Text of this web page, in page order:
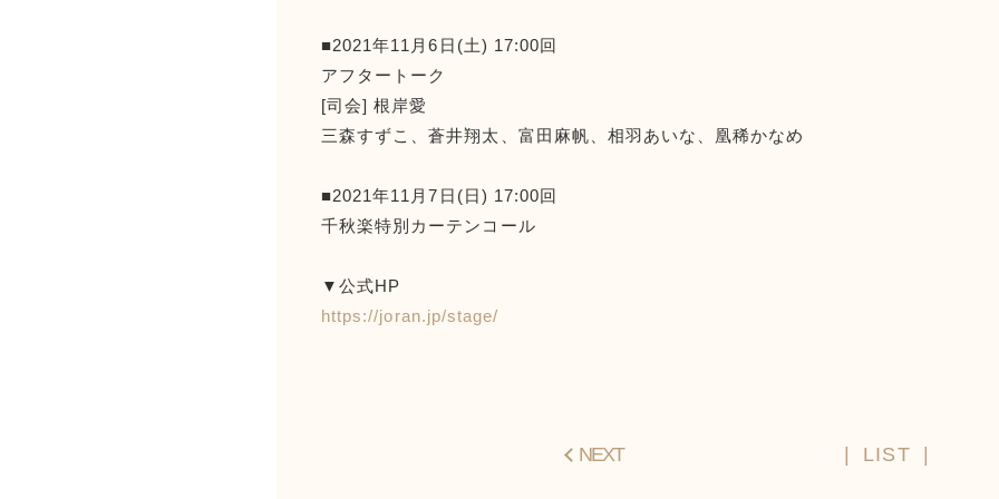
■2021年11月6日(土) 17:00回
アフタートーク
[司会] 根岸愛
三森すずこ、蒼井翔太、富田麻帆、相羽あいな、凰稀かなめ
■2021年11月7日(日) 17:00回
千秋楽特別カーテンコール
▼公式HP
https://joran.jp/stage/
NEXT LIST